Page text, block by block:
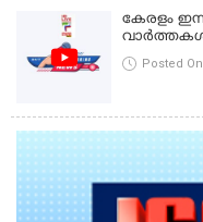
കേരളം
Posted